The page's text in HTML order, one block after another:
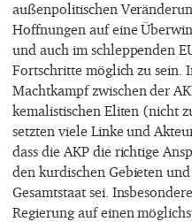
außenpolitischen
Hoffnungen auf eine
und auch im schleppenden
Fortschritte möglich zu sein.
Machtkampf zwischen der
kemalistischen Eliten (nicht
setzten viele Linke und
dass die AKP die richtige
den kurdischen Gebieten
Gesamtstaat sei.
Regierung auf einen